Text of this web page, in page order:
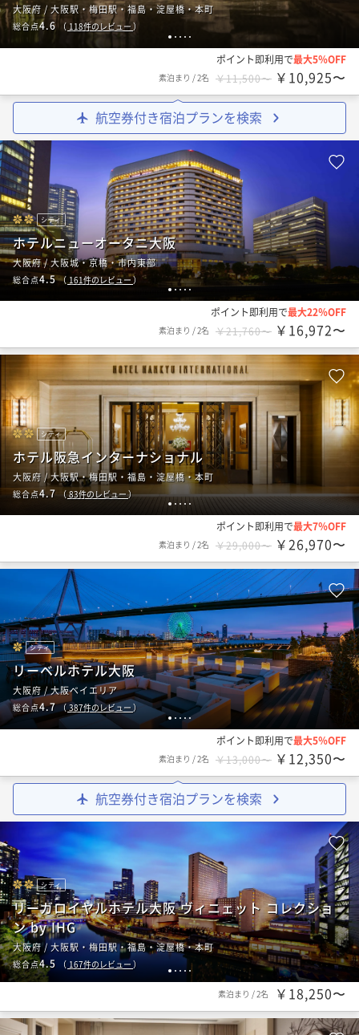
1 2 3 4 5
大阪府 / 大阪駅・梅田駅・福島・淀屋橋・本町
総合点4.6（ 118件のレビュー）
ポイント即利用で最大5％OFF
素泊まり /2名 ￥11,500〜 ￥10,925〜
航空券付き宿泊プランを検索
12345
シティ
ホテルニューオータニ大阪
大阪府 / 大阪城・京橋・市内東部
総合点4.5（161件のレビュー）
ポイント即利用で最大22％OFF
素泊まり /2名 ￥21,760〜 ￥16,972〜
1 2 3 4 5
シティ
ホテル阪急インターナショナル
大阪府 / 大阪駅・梅田駅・福島・淀屋橋・本町
総合点4.7（ 83件のレビュー）
ポイント即利用で最大7％OFF
素泊まり /2名 ￥29,000〜 ￥26,970〜
1 2 345
シティ
リーベルホテル大阪
大阪府 / 大阪ベイエリア
総合点4.7（387件のレビュー）
ポイント即利用で最大5％OFF
素泊まり /2名 ￥13,000〜 ￥12,350〜
航空券付き宿泊プランを検索
1 2 3 4 5
シティ
リーガロイヤルホテル大阪 ヴィニェット コレクショ
ン by IHG
大阪府 / 大阪駅・梅田駅・福島・淀屋橋・本町
総合点4.5 （ 167件のレビュー）
素泊まり /2名 ￥18,250〜